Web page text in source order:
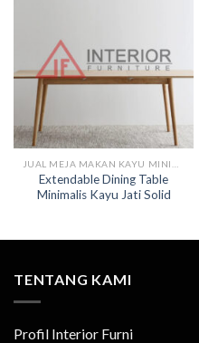
Extendable Dining Table
Minimalis Kayu Jati Solid
TENTANG KAMI
Profil Interior Furni